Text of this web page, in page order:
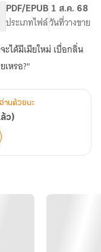
PDF/EPUB
ประเภทไฟล์
1 ส.ค. 68
วันที่วางขาย
ได้มีเมียใหม่ เบื่อกลิ่น
เหรอ?"
านด้วยนะ
ว)